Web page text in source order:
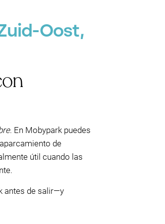
Oost,
. En Mobypark puedes
de
útil cuando las
antes de salir—y